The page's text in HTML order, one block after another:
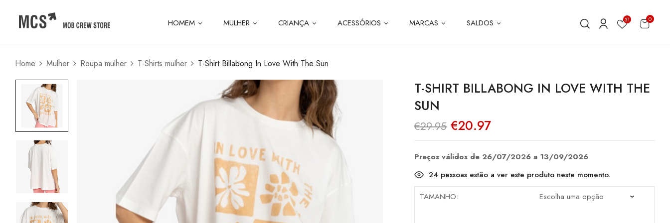
HOMEM MULHER CRIANÇA ACESSÓRIOS MARCAS SALDOS 31 0
Home Mulher Roupa mulher T-Shirts mulher T-Shirt Billabong In Love With The Sun
T-SHIRT BILLABONG IN LOVE WITH THE
SUN
€29.95 O
preço
original
€29.95.
€20.97O
atual
€20.97.
Preços válidos de 26/07/2026 a 13/09/2026
24 pessoas estão a ver este produto neste momento.
TAMANHO